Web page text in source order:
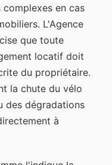
en cas
L'Agence
que toute
locatif doit
du propriétaire.
la chute du vélo
des dégradations
à